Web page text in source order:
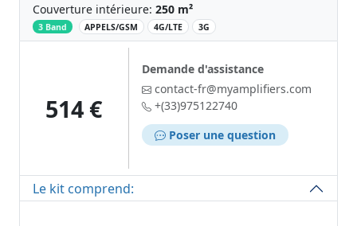
Couverture intérieure: 250 m²
3 Band ‌ APPELS/GSM 4G/LTE 3G
514 €
Demande d'assistance
contact-fr@myamplifiers.com
+(33)975122740
Poser une question
Le kit comprend: